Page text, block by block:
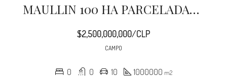
MAULLIN 100 HA PARCELADAS CADIQUEN
$2,500,000,000/CLP
CAMPO
0 0 10 1000000 m2